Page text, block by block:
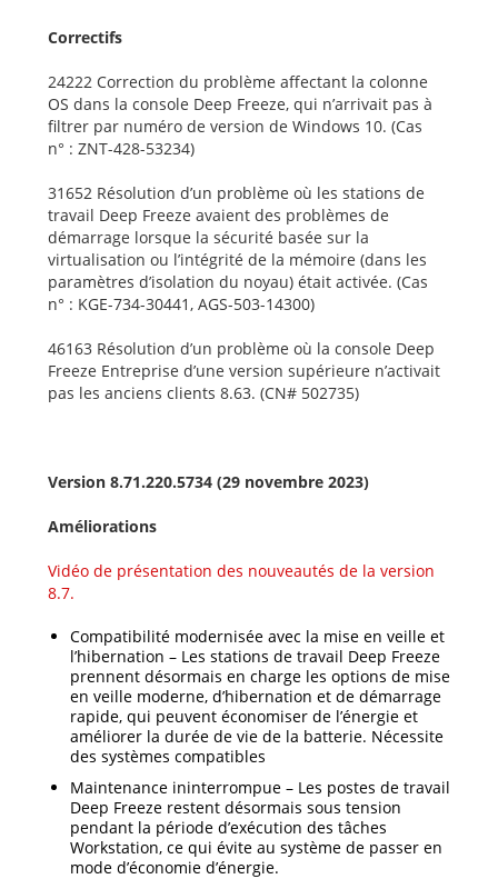
Correctifs
24222 Correction du problème affectant la colonne
OS dans la console Deep Freeze, qui n’arrivait pas à
filtrer par numéro de version de Windows 10. (Cas
n° : ZNT-428-53234)
31652 Résolution d’un problème où les stations de
travail Deep Freeze avaient des problèmes de
démarrage lorsque la sécurité basée sur la
virtualisation ou l’intégrité de la mémoire (dans les
paramètres d’isolation du noyau) était activée. (Cas
n° : KGE-734-30441, AGS-503-14300)
46163 Résolution d’un problème où la console Deep
Freeze Entreprise d’une version supérieure n’activait
pas les anciens clients 8.63. (CN# 502735)
Version 8.71.220.5734 (29 novembre 2023)
Améliorations
Vidéo de présentation des nouveautés de la version
8.7.
Compatibilité modernisée avec la mise en veille et
l’hibernation – Les stations de travail Deep Freeze
prennent désormais en charge les options de mise
en veille moderne, d’hibernation et de démarrage
rapide, qui peuvent économiser de l’énergie et
améliorer la durée de vie de la batterie. Nécessite
des systèmes compatibles
Maintenance ininterrompue – Les postes de travail
Deep Freeze restent désormais sous tension
pendant la période d’exécution des tâches
Workstation, ce qui évite au système de passer en
mode d’économie d’énergie.